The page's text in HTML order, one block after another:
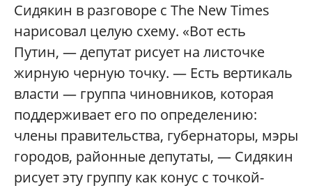
Сидякин в разговоре с The New Times
нарисовал целую схему. «Вот есть
Путин, — депутат рисует на листочке
жирную черную точку. — Есть вертикаль
власти — группа чиновников, которая
поддерживает его по определению:
члены правительства, губернаторы, мэры
городов, районные депутаты, — Сидякин
рисует эту группу как конус с точкой-